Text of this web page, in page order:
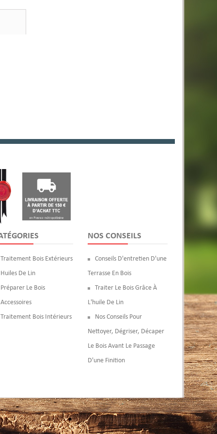
Traitement Bois Extérieurs
Huiles De Lin
Préparer Le Bois
Accessoires
Traitement Bois Intérieurs
NOS CONSEILS
Conseils D'entretien D'une
Terrasse En Bois
Traiter Le Bois Grâce À
L'huile De Lin
Nos Conseils Pour
Nettoyer, Dégriser, Décaper
Le Bois Avant Le Passage
D'une Finition